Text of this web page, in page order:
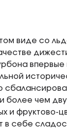
виде со
более чем
и фруктово-
себе